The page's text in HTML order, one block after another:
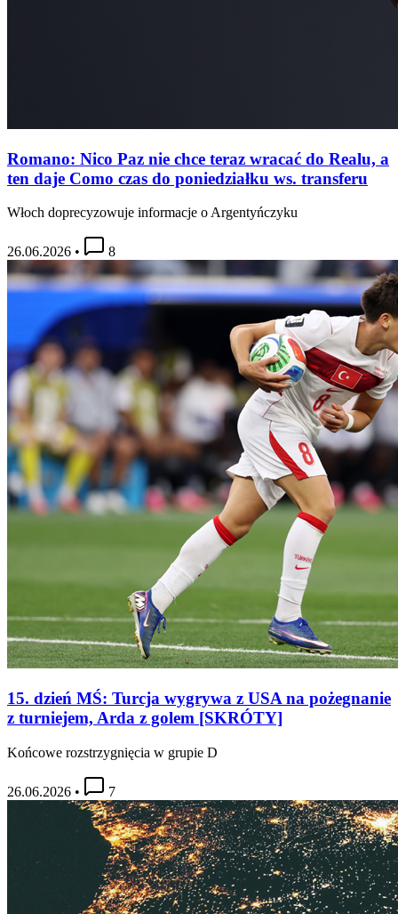
Romano: Nico Paz nie chce teraz wracać do Realu, a
ten daje Como czas do poniedziałku ws. transferu
Włoch doprecyzowuje informacje o Argentyńczyku
26.06.2026 • 8
15. dzień MŚ: Turcja wygrywa z USA na pożegnanie
z turniejem, Arda z golem [SKRÓTY]
Końcowe rozstrzygnięcia w grupie D
26.06.2026 • 7